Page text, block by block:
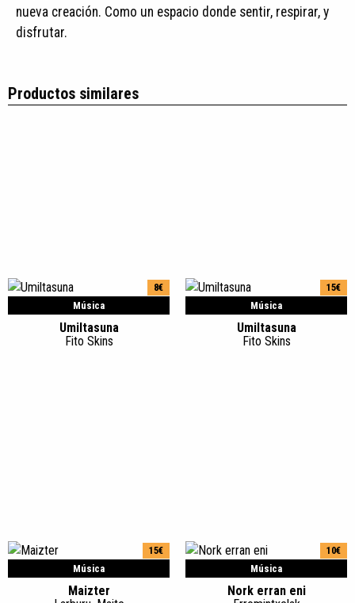
nueva creación. Como un espacio donde sentir, respirar, y
disfrutar.
Productos similares
Música
8€
Umiltasuna
Fito Skins
Música
15€
Umiltasuna
Fito Skins
Música
15€
Maizter
Música
10€
Nork erran eni